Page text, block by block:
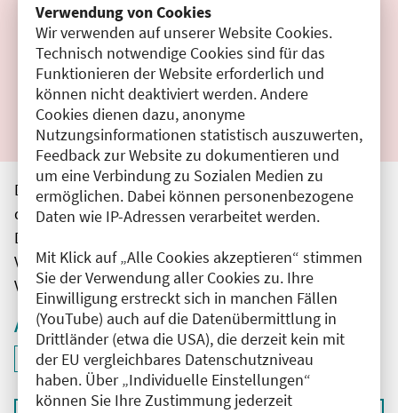
Verwendung von Cookies
Wir verwenden auf unserer Website Cookies.
Technisch notwendige Cookies sind für das
Funktionieren der Website erforderlich und
können nicht deaktiviert werden. Andere
Cookies dienen dazu, anonyme
Nutzungsinformationen statistisch auszuwerten,
Feedback zur Website zu dokumentieren und
um eine Verbindung zu Sozialen Medien zu
ermöglichen. Dabei können personenbezogene
Daten wie IP-Adressen verarbeitet werden.
Mit Klick auf „Alle Cookies akzeptieren“ stimmen
Sie der Verwendung aller Cookies zu. Ihre
Einwilligung erstreckt sich in manchen Fällen
(YouTube) auch auf die Datenübermittlung in
Drittländer (etwa die USA), die derzeit kein mit
der EU vergleichbares Datenschutzniveau
haben. Über „Individuelle Einstellungen“
können Sie Ihre Zustimmung jederzeit
Filter zurücksetzen
Ergebnisse drucken
Die hier aufgeführten Veranstaltungen entsprechen
den unmittelbar vom Veranstalter getätigten Angaben.
Die Ärztekammer Berlin übernimmt keine
Verantwortung für den Inhalt, die Haftung obliegt dem
Veranstalter.
Aktive Filter
Filter
ID: ANT-2600388
deaktivieren und Suchergebnisse neu laden